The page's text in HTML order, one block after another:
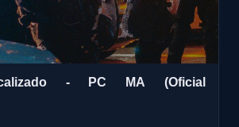
- PC MA (Oficial